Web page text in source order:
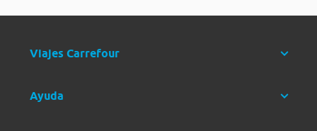
Viajes Carrefour
Ayuda